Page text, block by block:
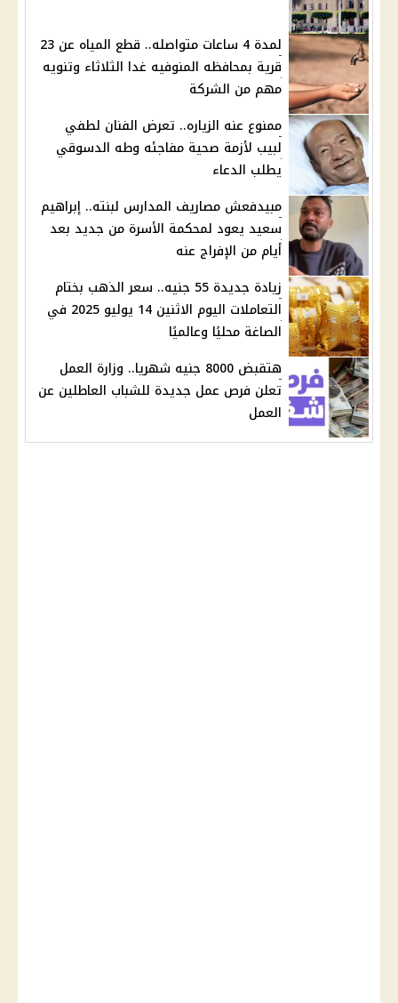
لمدة 4 ساعات متواصله.. قطع المياه عن 23
قرية بمحافظه المنوفيه غدا الثلاثاء وتنويه
مهم من الشركة
ممنوع عنه الزياره.. تعرض الفنان لطفي
لبيب لأزمة صحية مفاجئه وطه الدسوقي
يطلب الدعاء
مبيدفعش مصاريف المدارس لبنته.. إبراهيم
سعيد يعود لمحكمة الأسرة من جديد بعد
أيام من الإفراج عنه
زيادة جديدة 55 جنيه.. سعر الذهب بختام
التعاملات اليوم الاثنين 14 يوليو 2025 في
الصاغة محليًا وعالميًا
هتقبض 8000 جنيه شهريا.. وزارة العمل
تعلن فرص عمل جديدة للشباب العاطلين عن
العمل